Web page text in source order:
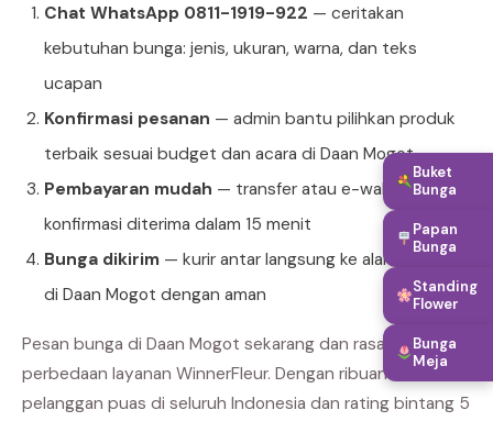
Chat WhatsApp 0811-1919-922 — ceritakan
kebutuhan bunga: jenis, ukuran, warna, dan teks
ucapan
Konfirmasi pesanan — admin bantu pilihkan produk
terbaik sesuai budget dan acara di Daan Mogot
Pembayaran mudah — transfer atau e-wallet,
konfirmasi diterima dalam 15 menit
Bunga dikirim — kurir antar langsung ke alamat tujuan
di Daan Mogot dengan aman
Pesan bunga di Daan Mogot sekarang dan rasakan
perbedaan layanan WinnerFleur. Dengan ribuan
pelanggan puas di seluruh Indonesia dan rating bintang 5
Buket
Bunga
Papan
Bunga
Standing
Flower
Bunga
Meja